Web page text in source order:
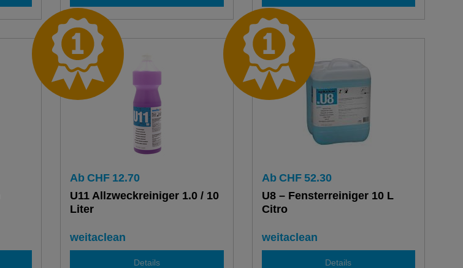
Ab CHF 12.70
U11 Allzweckreiniger 1.0 / 10
Liter
weitaclean
Details
Ab CHF 52.30
U8 – Fensterreiniger 10 L
Citro
weitaclean
Details